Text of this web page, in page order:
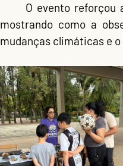
O evento reforçou
mostrando como a
mudanças climáticas e o